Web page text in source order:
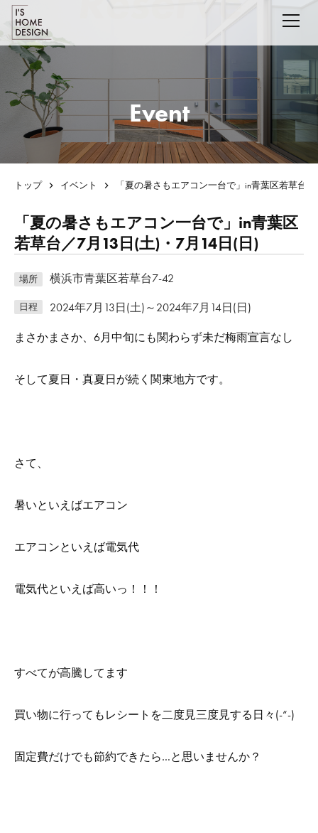
Event
トップ イベント 「夏の暑さもエアコン一台で」in青葉区若草台
「夏の暑さもエアコン一台で」in青葉区
若草台／7月13日(土)・7月14日(日)
場所 横浜市青葉区若草台7-42
日程 2024年7月13日(土)～2024年7月14日(日)
まさかまさか、6月中旬にも関わらず未だ梅雨宣言なし
そして夏日・真夏日が続く関東地方です。
さて、
暑いといえばエアコン
エアコンといえば電気代
電気代といえば高いっ！！！
すべてが高騰してます
買い物に行ってもレシートを二度見三度見する日々(-“-)
固定費だけでも節約できたら…と思いませんか？